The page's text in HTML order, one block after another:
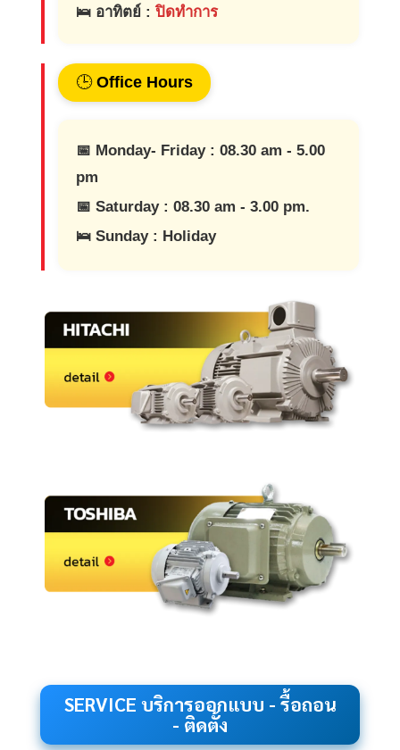
🛌 อาทิตย์ :ปิดทำการ
🕒Office Hours
📅 Monday- Friday : 08.30 am - 5.00
pm
📅 Saturday : 08.30 am - 3.00 pm.
🛌 Sunday : Holiday
SERVICE บริการออกแบบ - รื้อถอน
- ติดตั้ง